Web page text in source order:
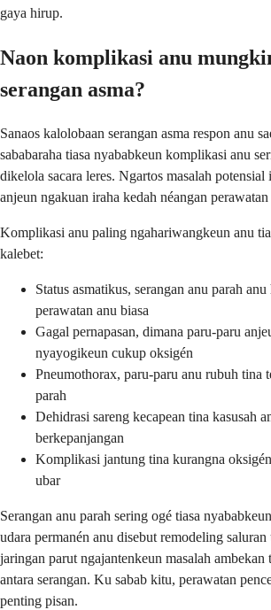
gaya hirup.
Naon komplikasi anu
serangan asma?
Sanaos kalolobaan serangan asma respon anu
sababaraha tiasa nyababkeun komplikasi anu
dikelola sacara leres. Ngartos masalah potensial
anjeun ngakuan iraha kedah néangan
Komplikasi anu paling ngahariwangkeun anu
kalebet:
Status asmatikus, serangan anu parah
perawatan anu biasa
Gagal pernapasan, dimana paru-paru
nyayogikeun cukup oksigén
Pneumothorax, paru-paru anu rubuh tina
parah
Dehidrasi sareng kecapean tina kasusah
berkepanjangan
Komplikasi jantung tina kurangna
ubar
Serangan anu parah sering ogé tiasa
udara permanén anu disebut remodeling saluran
jaringan parut ngajantenkeun masalah ambekan
antara serangan. Ku sabab kitu, perawatan
penting pisan.